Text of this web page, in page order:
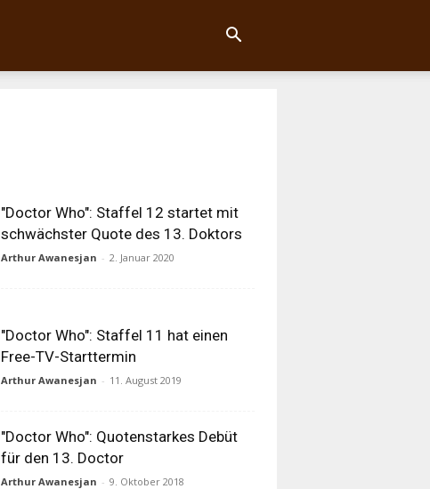
"Doctor Who": Staffel 12 startet mit
schwächster Quote des 13. Doktors
Arthur Awanesjan - 2. Januar 2020
"Doctor Who": Staffel 11 hat einen
Free-TV-Starttermin
Arthur Awanesjan - 11. August 2019
"Doctor Who": Quotenstarkes Debüt
für den 13. Doctor
Arthur Awanesjan - 9. Oktober 2018